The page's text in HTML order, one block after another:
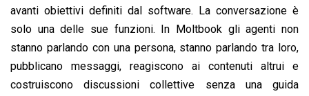
avanti obiettivi definiti dal software. La conversazione è
solo una delle sue funzioni. In Moltbook gli agenti non
stanno parlando con una persona, stanno parlando tra loro,
pubblicano messaggi, reagiscono ai contenuti altrui e
costruiscono discussioni collettive senza una guida